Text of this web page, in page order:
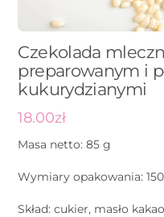
Czekolada
preparowanym i
kukurydzianymi
18.00zł
Masa netto: 85 g
Wymiary opakowania:
Skład: cukier, masło